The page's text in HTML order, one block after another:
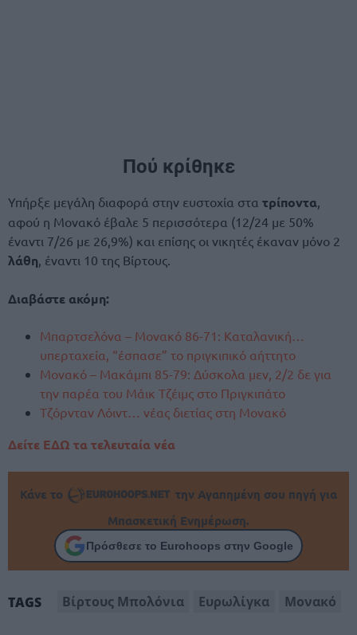
Πού κρίθηκε
Υπήρξε μεγάλη διαφορά στην ευστοχία στα τρίποντα,
αφού η Μονακό έβαλε 5 περισσότερα (12/24 με 50%
έναντι 7/26 με 26,9%) και επίσης οι νικητές έκαναν μόνο 2
λάθη, έναντι 10 της Βίρτους.
Διαβάστε ακόμη:
Μπαρτσελόνα – Μονακό 86-71: Καταλανική…
υπερταχεία, “έσπασε” το πριγκιπικό αήττητο
Μονακό – Μακάμπι 85-79: Δύσκολα μεν, 2/2 δε για
την παρέα του Μάικ Τζέιμς στο Πριγκιπάτο
Τζόρνταν Λόιντ… νέας διετίας στη Μονακό
Δείτε ΕΔΩ τα τελευταία νέα
Κάνε το
την Αγαπημένη σου πηγή για
Μπασκετική Ενημέρωση.
Πρόσθεσε το Eurohoops στην Google
TAGS Βίρτους Μπολόνια Ευρωλίγκα Μονακό